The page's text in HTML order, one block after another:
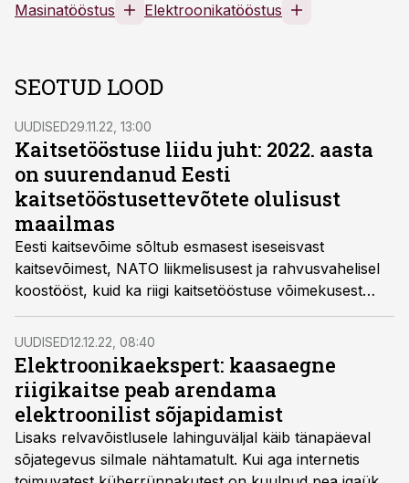
Masinatööstus Elektroonikatööstus
SEOTUD LOOD
UUDISED29.11.22, 13:00
Kaitsetööstuse liidu juht: 2022. aasta
on suurendanud Eesti
kaitsetööstusettevõtete olulisust
maailmas
Eesti kaitsevõime sõltub esmasest iseseisvast
kaitsevõimest, NATO liikmelisusest ja rahvusvahelisel
koostööst, kuid ka riigi kaitsetööstuse võimekusest
kõigis kaitseseisundites. Viimased heitlikud aastad on
muutnud Eesti kaitsetööstusettevõtted maailmas
varasemast enam nähtavamaks, kuid samal ajal ka
esitanud ettevõtetele väljakutseid kiireks kasvuks ja
arenguks, võttis Eesti Kaitsetööstuse Liidu tegevjuht
Tarmo Ränisoo lõppevat aastat kokku.
UUDISED12.12.22, 08:40
Elektroonikaekspert: kaasaegne
riigikaitse peab arendama
elektroonilist sõjapidamist
Lisaks relvavõistlusele lahinguväljal käib tänapäeval
sõjategevus silmale nähtamatult. Kui aga internetis